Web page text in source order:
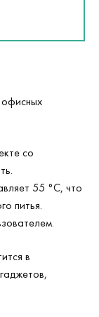
офисных
со
55 °C, что
питья.
в